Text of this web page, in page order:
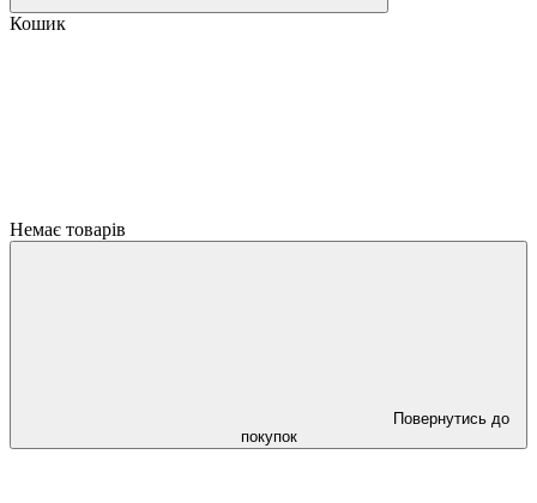
Кошик
Немає товарів
Повернутись до
покупок